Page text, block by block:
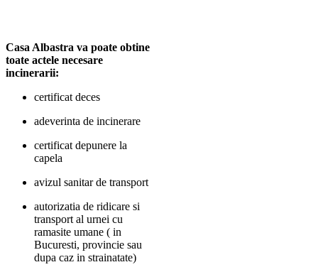
Casa Albastra va poate obtine
toate actele necesare
incinerarii:
certificat deces
adeverinta de incinerare
certificat depunere la
capela
avizul sanitar de transport
autorizatia de ridicare si
transport al urnei cu
ramasite umane ( in
Bucuresti, provincie sau
dupa caz in strainatate)